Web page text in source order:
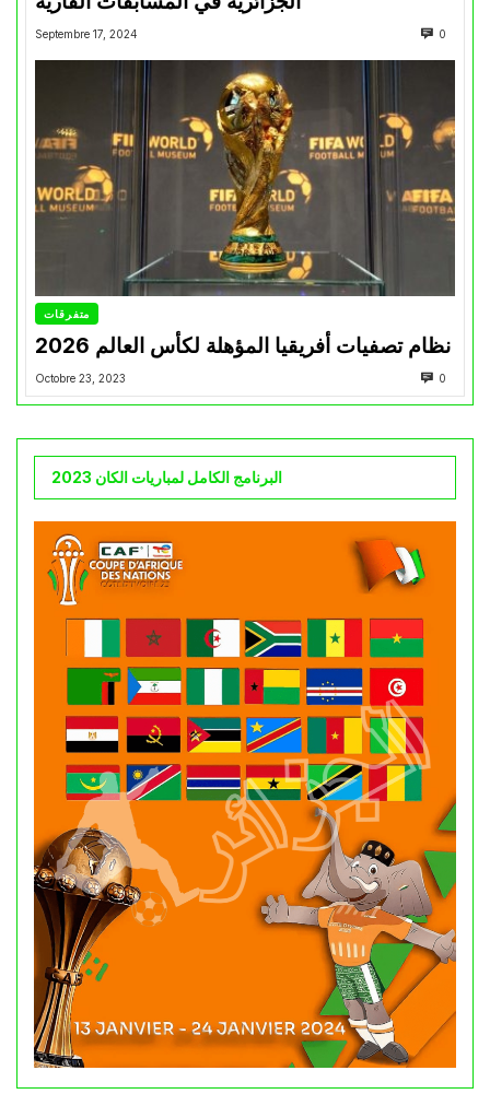
Septembre 17, 2024 0
متفرقات
نظام تصفيات أفريقيا المؤهلة لكأس العالم 2026
Octobre 23, 2023 0
البرنامج الكامل لمباريات الكان 2023